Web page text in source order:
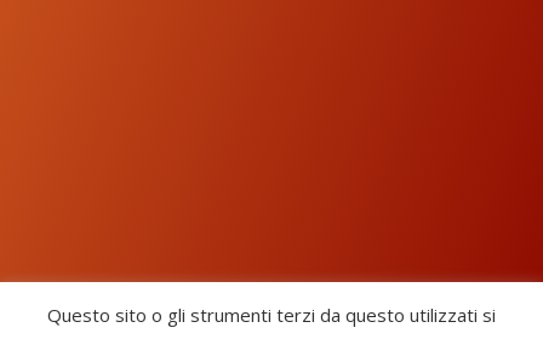
Questo sito o gli strumenti terzi da questo utilizzati si